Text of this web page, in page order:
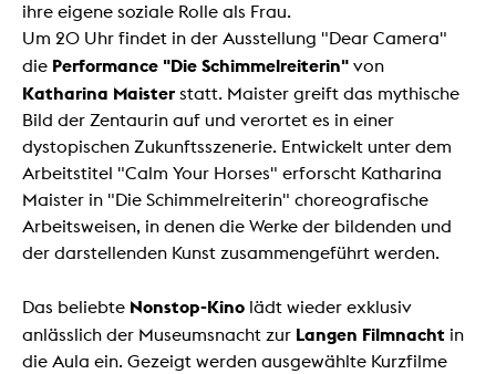
ihre eigene soziale Rolle als Frau.
Um 20 Uhr findet in der Ausstellung "Dear Camera"
die Performance "Die Schimmelreiterin" von
Katharina Maister statt. Maister greift das mythische
Bild der Zentaurin auf und verortet es in einer
dystopischen Zukunftsszenerie. Entwickelt unter dem
Arbeitstitel "Calm Your Horses" erforscht Katharina
Maister in "Die Schimmelreiterin" choreografische
Arbeitsweisen, in denen die Werke der bildenden und
der darstellenden Kunst zusammengeführt werden.
Das beliebte Nonstop-Kino lädt wieder exklusiv
anlässlich der Museumsnacht zur Langen Filmnacht in
die Aula ein. Gezeigt werden ausgewählte Kurzfilme